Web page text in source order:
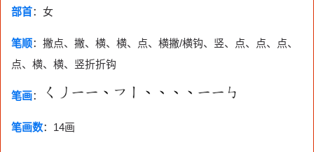
部首： 女
笔顺：撇点、撇、横、横、点、横撇/横钩、竖、点、点、点、
点、横、横、竖折折钩
笔画：
笔画数： 14画